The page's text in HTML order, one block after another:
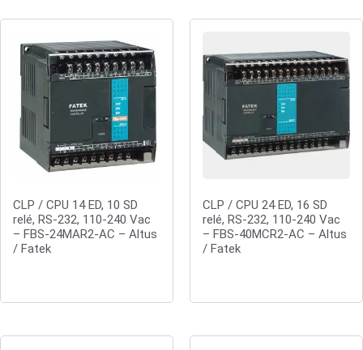
CLP / CPU 14 ED, 10 SD
relé, RS-232, 110-240 Vac
– FBS-24MAR2-AC – Altus
/ Fatek
CLP / CPU 24 ED, 16 SD
relé, RS-232, 110-240 Vac
– FBS-40MCR2-AC – Altus
/ Fatek